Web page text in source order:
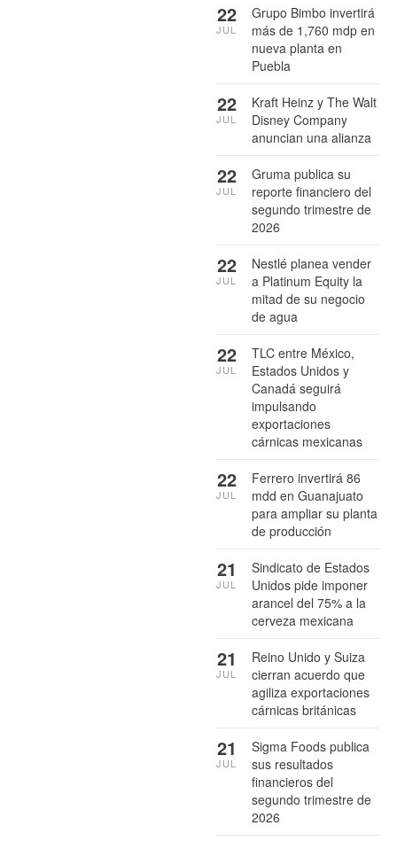
Grupo Bimbo invertirá
más de 1,760 mdp en
nueva planta en
Puebla
22
JUL
Kraft Heinz y The Walt
Disney Company
anuncian una alianza
22
JUL
Gruma publica su
reporte financiero del
segundo trimestre de
2026
22
JUL
Nestlé planea vender
a Platinum Equity la
mitad de su negocio
de agua
22
JUL
TLC entre México,
Estados Unidos y
Canadá seguirá
impulsando
exportaciones
cárnicas mexicanas
22
JUL
Ferrero invertirá 86
mdd en Guanajuato
para ampliar su planta
de producción
22
JUL
Sindicato de Estados
Unidos pide imponer
arancel del 75% a la
cerveza mexicana
21
JUL
Reino Unido y Suiza
cierran acuerdo que
agiliza exportaciones
cárnicas británicas
21
JUL
Sigma Foods publica
sus resultados
financieros del
segundo trimestre de
2026
21
JUL